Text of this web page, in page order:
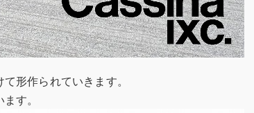
形作られていきます。
す。